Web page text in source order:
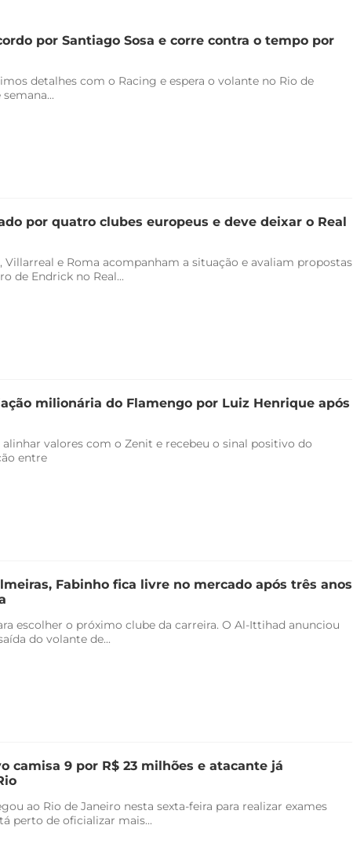
por Santiago Sosa e corre contra o tempo por
detalhes com o Racing e espera o volante no Rio de
por quatro clubes europeus e deve deixar o Real
Villarreal e Roma acompanham a situação e avaliam propostas
de Endrick no Real...
milionária do Flamengo por Luiz Henrique após
valores com o Zenit e recebeu o sinal positivo do
entre
Fabinho fica livre no mercado após três anos
escolher o próximo clube da carreira. O Al-Ittihad anunciou
do volante de...
camisa 9 por R$ 23 milhões e atacante já
ao Rio de Janeiro nesta sexta-feira para realizar exames
perto de oficializar mais...